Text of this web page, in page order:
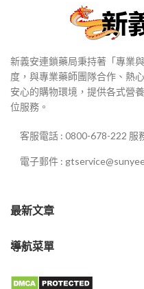
新義安連鎖藥局秉持著「專業
度，與專業藥師團隊合作、熱
安心的購物環境，提供各式營
位服務。
客服電話 : 0800-678-222 服
電子郵件 :
最新文章
導航菜單